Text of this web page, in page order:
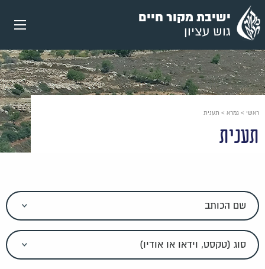
עבור
אל
תוכן
העמוד
ישיבת מקור חיים
גוש עציון
ראשי > גמרא > תענית
תענית